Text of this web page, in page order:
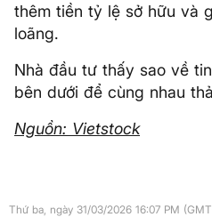
thêm tiền tỷ lệ sở hữu và
loãng.
Nhà đầu tư thấy sao về
bên dưới để cùng nhau
Nguồn: Vietstock
Thứ ba, ngày 31/03/2026 16:07 PM